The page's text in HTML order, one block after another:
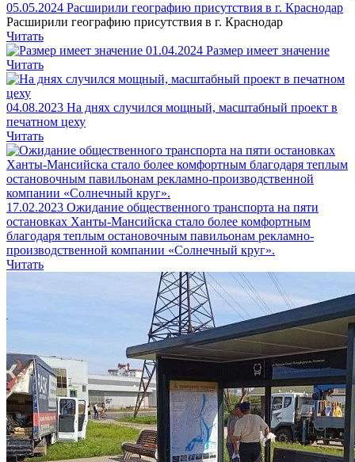
05.05.2024 Расширили географию присутствия в г. Краснодар
Расширили географию присутствия в г. Краснодар
Читать
01.04.2024 Размер имеет значение
Читать
04.08.2023 На днях случился мощный, масштабный проект в
печатном цеху
Читать
17.02.2023 Ожидание общественного транспорта на пяти
остановках Ханты-Мансийска стало более комфортным
благодаря теплым остановочным павильонам рекламно-
производственной компании «Солнечный круг».
Читать